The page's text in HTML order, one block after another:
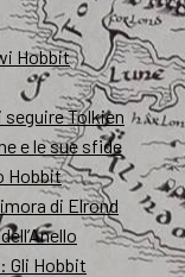
Hobbit
seguire Tolkien
e le sue sfide
Hobbit
di Elrond
Gli Hobbit